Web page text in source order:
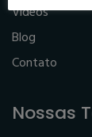
Videos
Blog
Contato
Nossas